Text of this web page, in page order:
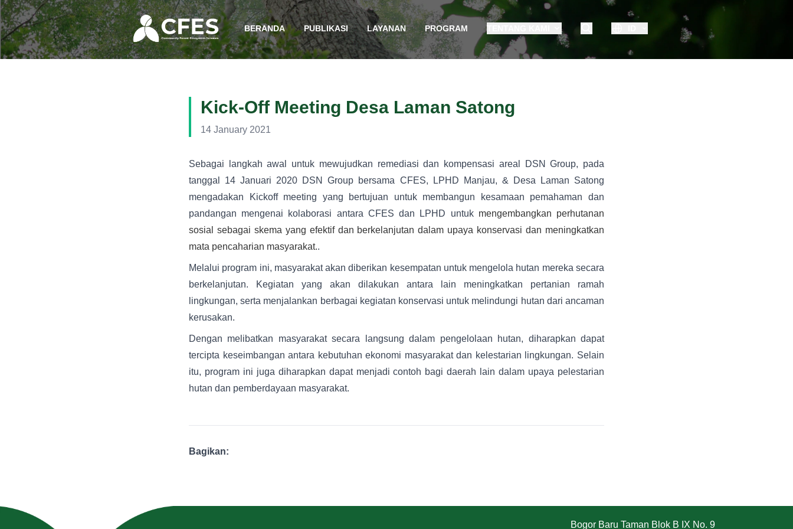
BERANDA PUBLIKASI LAYANAN PROGRAM TENTANG KAMI
Kick-Off Meeting​ Desa Laman Satong
14 January 2021
Sebagai langkah awal untuk mewujudkan remediasi dan kompensasi areal DSN Group, pada
tanggal 14 Januari 2020 DSN Group bersama CFES, LPHD Manjau, & Desa Laman Satong
mengadakan Kickoff meeting yang bertujuan untuk membangun kesamaan pemahaman dan
pandangan mengenai kolaborasi antara CFES dan LPHD untuk mengembangkan perhutanan
sosial sebagai skema yang efektif dan berkelanjutan dalam upaya konservasi dan meningkatkan
mata pencaharian masyarakat..
Melalui program ini, masyarakat akan diberikan kesempatan untuk mengelola hutan mereka secara
berkelanjutan. Kegiatan yang akan dilakukan antara lain meningkatkan pertanian ramah
lingkungan, serta menjalankan berbagai kegiatan konservasi untuk melindungi hutan dari ancaman
kerusakan.
Dengan melibatkan masyarakat secara langsung dalam pengelolaan hutan, diharapkan dapat
tercipta keseimbangan antara kebutuhan ekonomi masyarakat dan kelestarian lingkungan. Selain
itu, program ini juga diharapkan dapat menjadi contoh bagi daerah lain dalam upaya pelestarian
hutan dan pemberdayaan masyarakat.
Bagikan:
Bogor Baru Taman Blok B IX No. 9